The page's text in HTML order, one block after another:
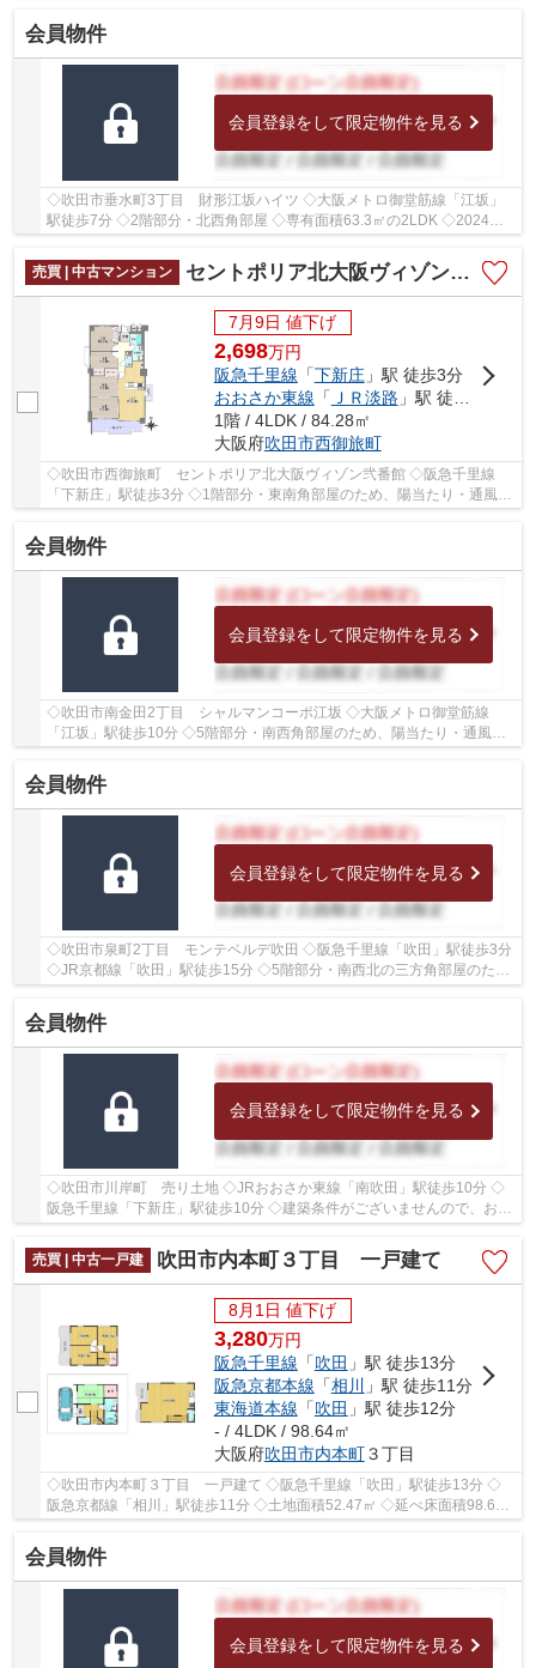
会員物件
会員登録をして限定物件を見る
◇吹田市垂水町3丁目 財形江坂ハイツ ◇大阪メトロ御堂筋線「江坂」
駅徒歩7分 ◇2階部分・北西角部屋 ◇専有面積63.3㎡の2LDK ◇2024年3
売買 | 中古マンション
セントポリア北大阪ヴィゾン弐番館
7月9日 値下げ
2,698万円
阪急千里線 「下新庄」駅 徒歩3分
おおさか東線 「 ＪＲ淡路 」駅 徒歩15分
1階 / 4LDK / 84.28㎡
大阪府吹田市西御旅町
◇吹田市西御旅町 セントポリア北大阪ヴィゾン弐番館 ◇阪急千里線
「下新庄」駅徒歩3分 ◇1階部分・東南角部屋のため、陽当たり・通風良
会員物件
会員登録をして限定物件を見る
◇吹田市南金田2丁目 シャルマンコーポ江坂 ◇大阪メトロ御堂筋線
「江坂」駅徒歩10分 ◇5階部分・南西角部屋のため、陽当たり・通風・
眺望良好♪ ◇専有面積70.41㎡の3LDK ◇2022年10月に室...
会員物件
会員登録をして限定物件を見る
◇吹田市泉町2丁目 モンテベルデ吹田 ◇阪急千里線「吹田」駅徒歩3分
◇JR京都線「吹田」駅徒歩15分 ◇5階部分・南西北の三方角部屋のた
め、陽当たり・通風良好♪ ◇専有面積57.78㎡の2LDK ...
会員物件
会員登録をして限定物件を見る
◇吹田市川岸町 売り土地 ◇JRおおさか東線「南吹田」駅徒歩10分 ◇
阪急千里線「下新庄」駅徒歩10分 ◇建築条件がございませんので、お好
きなハウスメーカー・工務店にて建築可能 ◇土地面...
売買 | 中古一戸建
吹田市内本町３丁目 一戸建て
8月1日 値下げ
3,280万円
阪急千里線 「吹田 」駅 徒歩13分
阪急京都本線 「相川
」駅 徒歩11分
東海道本線 「吹田 」駅 徒歩12分
- / 4LDK / 98.64㎡
大阪府吹田市内本町３丁目
◇吹田市内本町３丁目 一戸建て ◇阪急千里線「吹田」駅徒歩13分 ◇
阪急京都線「相川」駅徒歩11分 ◇土地面積52.47㎡ ◇延べ床面積98.64
会員物件
会員登録をして限定物件を見る